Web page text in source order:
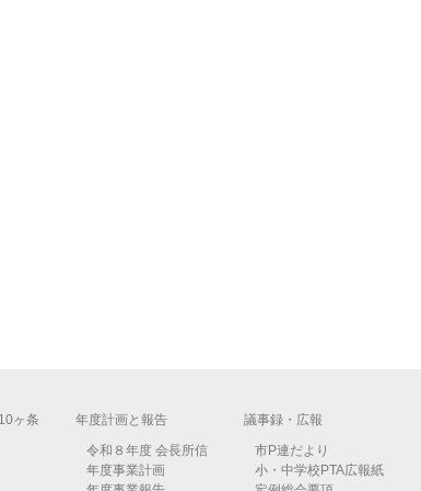
ヶ条
年度計画と報告
令和８年度 会長所信
年度事業計画
議事録・広報
市P連だより
小・中学校PTA広報紙